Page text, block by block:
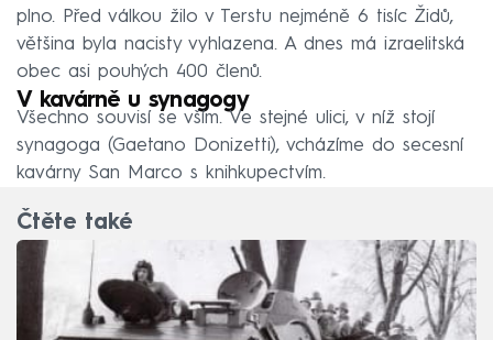
plno. Před válkou žilo v Terstu nejméně 6 tisíc Židů,
většina byla nacisty vyhlazena. A dnes má izraelitská
obec asi pouhých 400 členů.
V kavárně u synagogy
Všechno souvisí se vším. Ve stejné ulici, v níž stojí
synagoga (Gaetano Donizetti), vcházíme do secesní
kavárny San Marco s knihkupectvím.
Čtěte také